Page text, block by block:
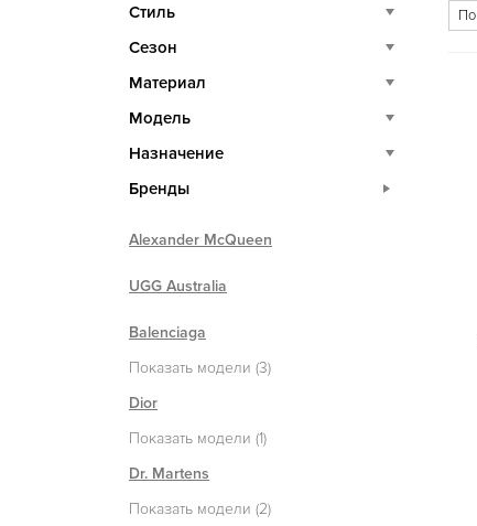
Стиль
Сезон
Материал
Модель
Назначение
Бренды
Alexander McQueen
UGG Australia
Balenciaga
Показать модели (3)
Dior
Показать модели (1)
Dr. Martens
Показать модели (2)